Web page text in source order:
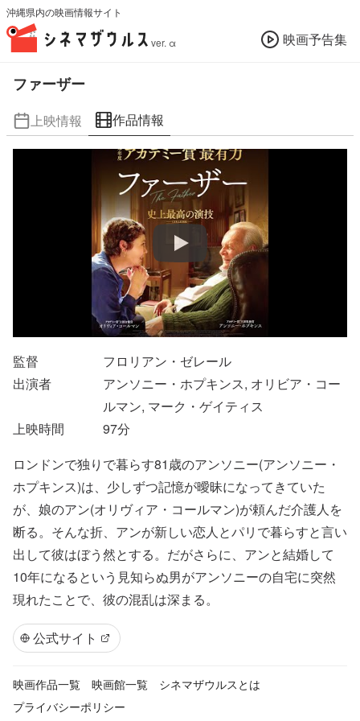
沖縄県内の映画情報サイト
ver. α 映画予告集
ファーザー
上映情報 作品情報
監督
フロリアン・ゼレール
出演者
アンソニー・ホプキンス, オリビア・コー
ルマン, マーク・ゲイティス
上映時間
97分
ロンドンで独りで暮らす81歳のアンソニー(アンソニー・
ホプキンス)は、少しずつ記憶が曖昧になってきていた
が、娘のアン(オリヴィア・コールマン)が頼んだ介護人を
断る。そんな折、アンが新しい恋人とパリで暮らすと言い
出して彼はぼう然とする。だがさらに、アンと結婚して
10年になるという見知らぬ男がアンソニーの自宅に突然
現れたことで、彼の混乱は深まる。
公式サイト
映画作品一覧 映画館一覧
シネマザウルスとは
プライバシーポリシー